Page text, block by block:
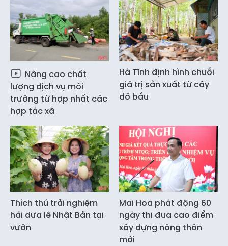
Nâng cao chất
lượng dịch vụ môi
trường từ hợp nhất các
hợp tác xã
Hà Tĩnh định hình chuỗi
giá trị sản xuất từ cây
dó bầu
Thích thú trải nghiệm
hái dưa lê Nhật Bản tại
vườn
Mai Hoa phát động 60
ngày thi đua cao điểm
xây dựng nông thôn
mới